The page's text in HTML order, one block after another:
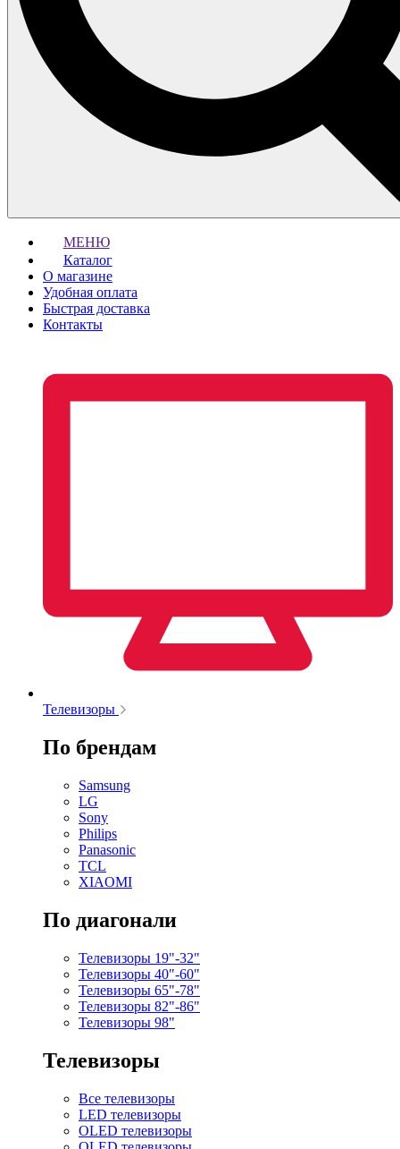
МЕНЮ
Каталог
О магазине
Удобная оплата
Быстрая доставка
Контакты
Телевизоры
По брендам
Samsung
LG
Sony
Philips
Panasonic
TCL
XIAOMI
По диагонали
Телевизоры 19"-32"
Телевизоры 40"-60"
Телевизоры 65"-78"
Телевизоры 82"-86"
Телевизоры 98"
Телевизоры
Все телевизоры
LED телевизоры
OLED телевизоры